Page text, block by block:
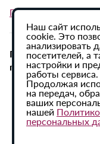
Политика в
При использовании
гиперссылка на ИА
Наш сайт
cookie. Это
анализировать
посетителей, а
настройки и
работы сервиса.
Продолжая
на передач,
ваших
нашей
персональных